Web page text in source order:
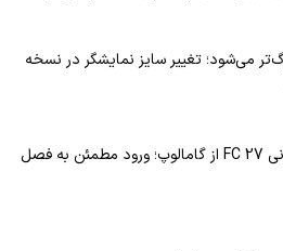
پرو بزرگ‌تر می‌شود؛ تغییر سایز نمایشگر در نسخه
خرید اکانت قانونی FC 27 از گامالوپ؛ ورود مطمئن به فصل